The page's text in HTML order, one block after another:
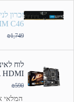
C46
₪1,749
HDMI
₪590
המלאי